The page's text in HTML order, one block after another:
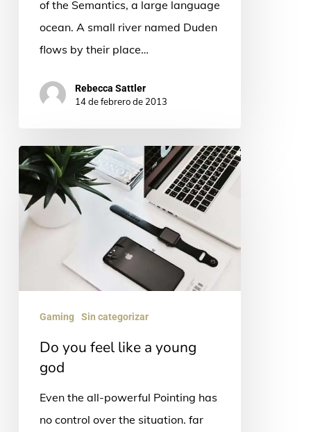
of the Semantics, a large language
ocean. A small river named Duden
flows by their place…
Rebecca Sattler
14 de febrero de 2013
Do
you
feel
like
god
Gaming Sin categorizar
Do you feel like a young
god
Even the all-powerful Pointing has
no control over the situation. far